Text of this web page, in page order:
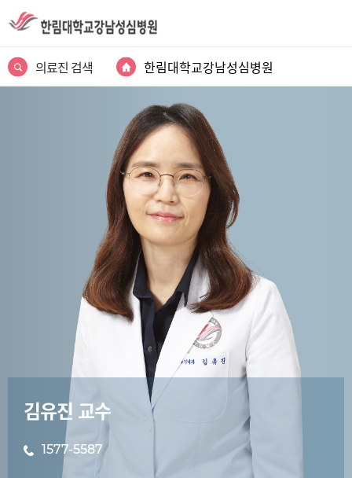
의료진 검색 한림대학교강남성심병원
김유진 교수
1577-5587